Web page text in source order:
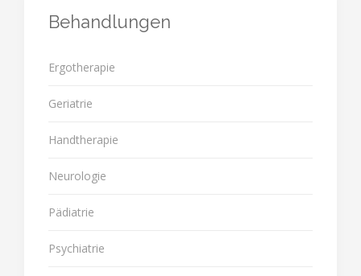
Behandlungen
Ergotherapie
Geriatrie
Handtherapie
Neurologie
Pädiatrie
Psychiatrie